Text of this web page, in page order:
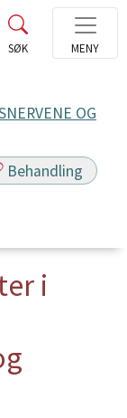
OG
Behandling
i